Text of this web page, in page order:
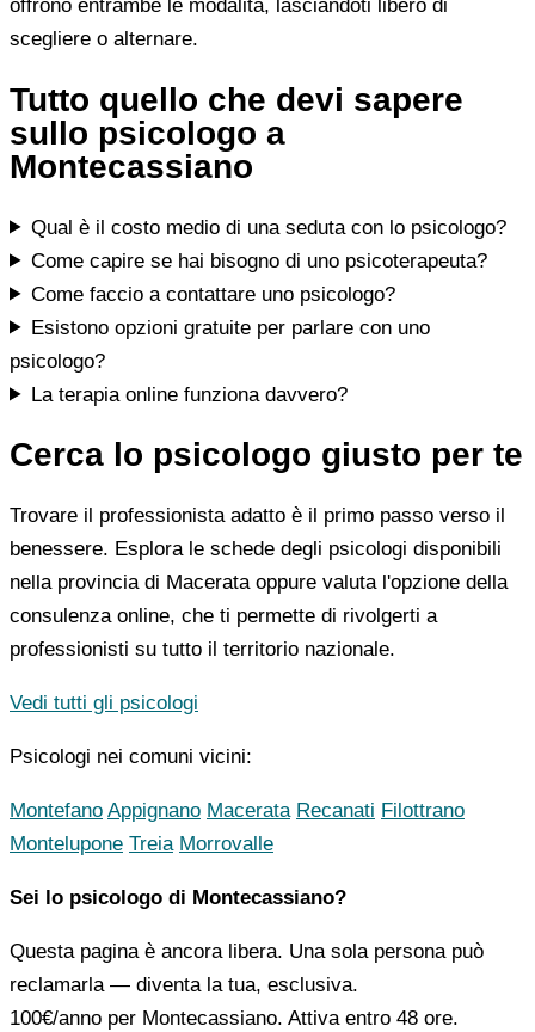
offrono entrambe le modalità, lasciandoti libero di
scegliere o alternare.
Tutto quello che devi sapere
sullo psicologo a
Montecassiano
Qual è il costo medio di una seduta con lo psicologo?
Come capire se hai bisogno di uno psicoterapeuta?
Come faccio a contattare uno psicologo?
Esistono opzioni gratuite per parlare con uno
psicologo?
La terapia online funziona davvero?
Cerca lo psicologo giusto per te
Trovare il professionista adatto è il primo passo verso il
benessere. Esplora le schede degli psicologi disponibili
nella provincia di Macerata oppure valuta l'opzione della
consulenza online, che ti permette di rivolgerti a
professionisti su tutto il territorio nazionale.
Vedi tutti gli psicologi
Psicologi nei comuni vicini:
Montefano Appignano Macerata Recanati Filottrano
Montelupone Treia Morrovalle
Sei lo psicologo di Montecassiano?
Questa pagina è ancora libera. Una sola persona può
reclamarla — diventa la tua, esclusiva.
100€/anno per Montecassiano. Attiva entro 48 ore.